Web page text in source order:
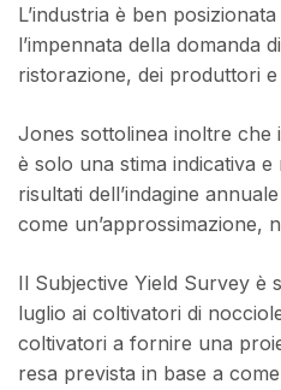
L’industria è ben
l’impennata della domanda
ristorazione, dei produttori e
Jones sottolinea inoltre che
è solo una stima indicativa
risultati dell’indagine
come un’approssimazione,
Il Subjective Yield Survey è
luglio ai coltivatori di
coltivatori a fornire una
resa prevista in base a